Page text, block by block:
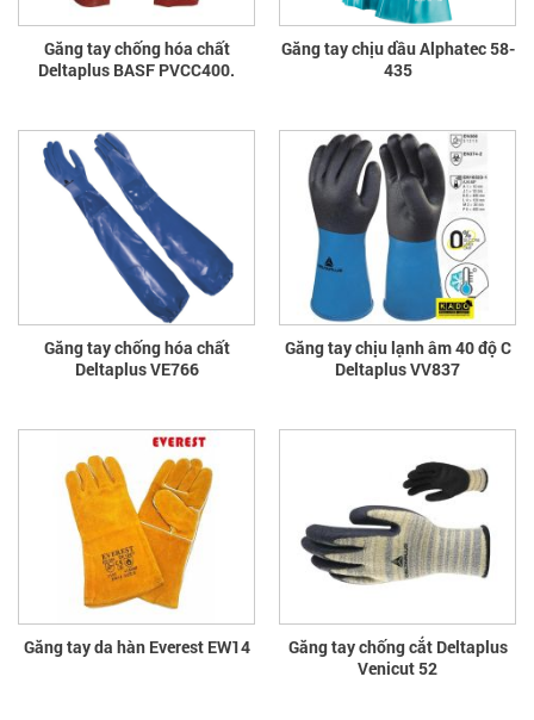
Găng tay chống hóa chất
Deltaplus BASF PVCC400.
Găng tay chịu dầu Alphatec 58-
435
Găng tay chống hóa chất
Deltaplus VE766
Găng tay chịu lạnh âm 40 độ C
Deltaplus VV837
Găng tay da hàn Everest EW14
Găng tay chống cắt Deltaplus
Venicut 52